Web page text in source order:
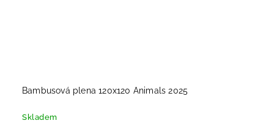
Bambusová plena 120x120 Animals 2025
Skladem